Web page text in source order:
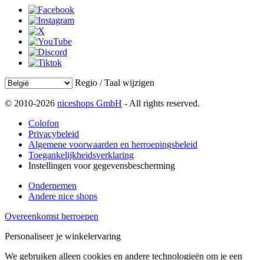
Regio / Taal wijzigen
© 2010-2026 niceshops GmbH - All rights reserved.
Colofon
Privacybeleid
Algemene voorwaarden en herroepingsbeleid
Toegankelijkheidsverklaring
Instellingen voor gegevensbescherming
Ondernemen
Andere nice shops
Overeenkomst herroepen
Personaliseer je winkelervaring
We gebruiken alleen cookies en andere technologieën om je een